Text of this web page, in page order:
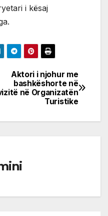
i kësaj
Aktori i njohur me
bashkëshorte në
në Organizatën
Turistike